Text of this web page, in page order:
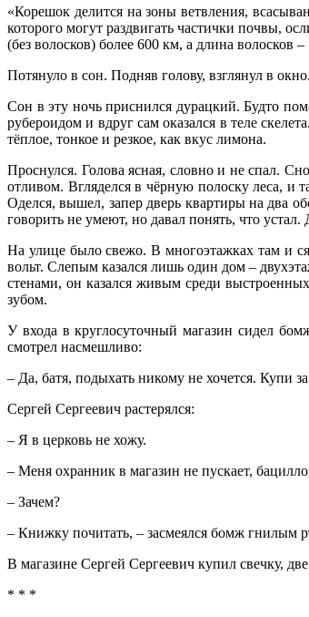
«Корешок делится на зоны ветвления,
которого могут раздвигать частички почвы,
(без волосков) более 600 км, а длина
Потянуло в сон. Подняв голову, взглянул в
Сон в эту ночь приснился дурацкий. Будто
рубероидом и вдруг сам оказался в теле
тёплое, тонкое и резкое, как вкус лимона.
Проснулся. Голова ясная, словно и не спал.
отливом. Вгляделся в чёрную полоску леса, и
Оделся, вышел, запер дверь квартиры на два
говорить не умеют, но давал понять, что
На улице было свежо. В многоэтажках там и
вольт. Слепым казался лишь один дом –
стенами, он казался живым среди
зубом.
У входа в круглосуточный магазин сидел
смотрел насмешливо:
– Да, батя, подыхать никому не хочется. Купи
Сергей Сергеевич растерялся:
– Я в церковь не хожу.
– Меня охранник в магазин не пускает,
– Зачем?
– Книжку почитать, – засмеялся бомж гнилым
В магазине Сергей Сергеевич купил свечку,
* * *